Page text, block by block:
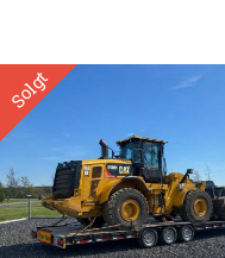
Solgt